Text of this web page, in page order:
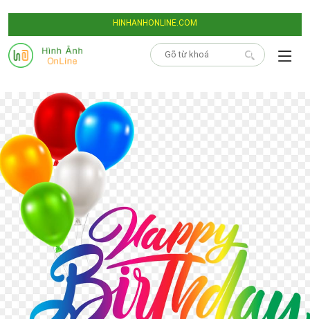
HINHANHONLINE.COM